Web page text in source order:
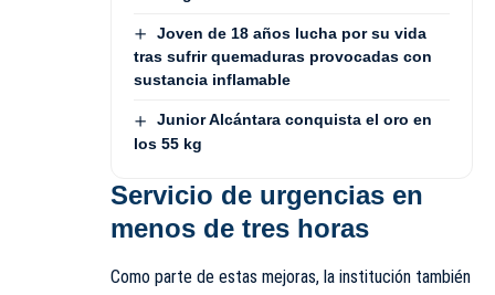
Joven de 18 años lucha por su vida
tras sufrir quemaduras provocadas con
sustancia inflamable
Junior Alcántara conquista el oro en
los 55 kg
Servicio de urgencias en
menos de tres horas
Como parte de estas mejoras, la institución también